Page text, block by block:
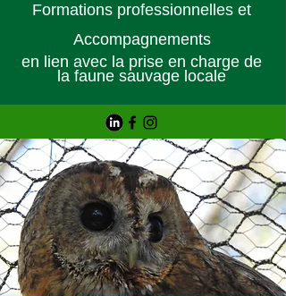
Formations professionnelles et
Accompagnements
en lien avec la prise en charge de
la faune sauvage locale